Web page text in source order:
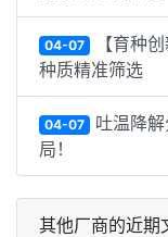
04-07 【育种创
种质精准筛选
04-07 吐温降解
局！
其他厂商的近期